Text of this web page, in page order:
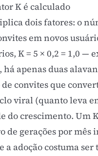
K é calculado
dois fatores: o
em novos
K = 5 × 0,2 = 1,0
apenas duas
convites que
viral (quanto leva
do crescimento. Um
de gerações por
a adoção costuma